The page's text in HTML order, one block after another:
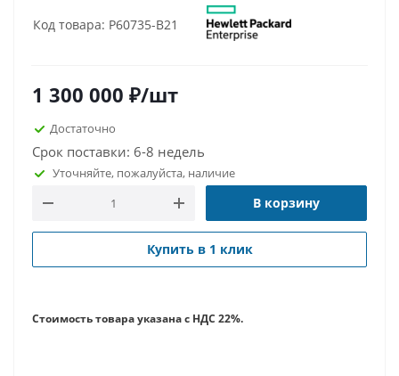
Код товара: P60735-B21
1 300 000 ₽/шт
Достаточно
Срок поставки: 6-8 недель
Уточняйте, пожалуйста, наличие
В корзину
Купить в 1 клик
Стоимость товара указана с НДС 22%.